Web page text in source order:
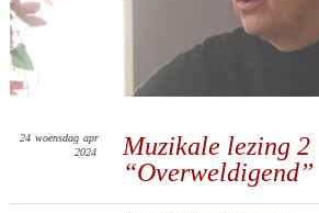
Muzikale lezing 2
“Overweldigend”
24 woensdag apr
2024